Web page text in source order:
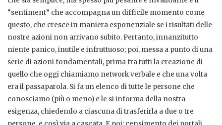
“sentiment” che accompagna un difficile momento come
questo, che cresce in maniera esponenziale se i risultati delle
nostre azioni non arrivano subito. Pertanto, innanzitutto
niente panico, inutile e infruttuoso; poi, messa a punto di una
serie di azioni fondamentali, prima fra tutti la creazione di
quello che oggi chiamiamo network verbale e che una volta
era il passaparola. Si fa un elenco di tutte le persone che
conosciamo (più o meno) e le si informa della nostra
esigenza, chiedendo a ciascuna di trasferirla a due o tre